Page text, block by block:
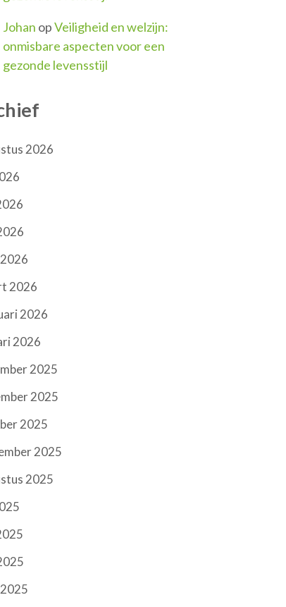
Johan opVeiligheid en welzijn:
onmisbare aspecten voor een
gezonde levensstijl
2026
2026
2026
2026
2025
2025
2025
2025
2025